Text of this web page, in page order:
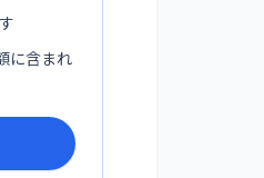
に含まれ